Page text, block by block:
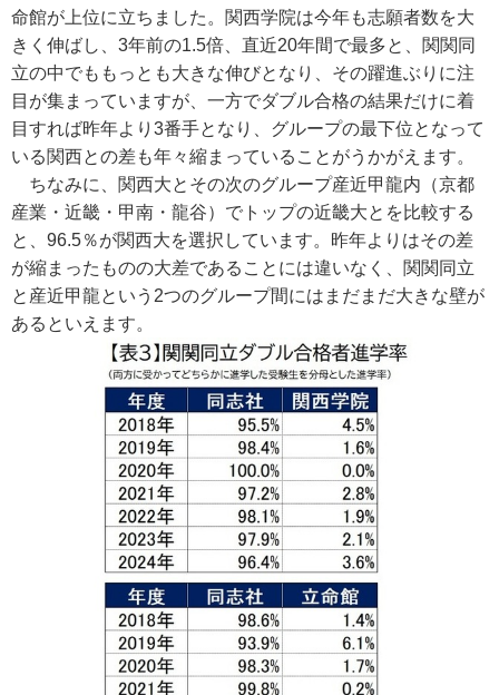
命館が上位に立ちました。関西学院は今年も志願者数を大
きく伸ばし、3年前の1.5倍、直近20年間で最多と、関関同
立の中でももっとも大きな伸びとなり、その躍進ぶりに注
目が集まっていますが、一方でダブル合格の結果だけに着
目すれば昨年より3番手となり、グループの最下位となって
いる関西との差も年々縮まっていることがうかがえます。
ちなみに、関西大とその次のグループ産近甲龍内（京都
産業・近畿・甲南・龍谷）でトップの近畿大とを比較する
と、96.5％が関西大を選択しています。昨年よりはその差
が縮まったものの大差であることには違いなく、関関同立
と産近甲龍という2つのグループ間にはまだまだ大きな壁が
あるといえます。